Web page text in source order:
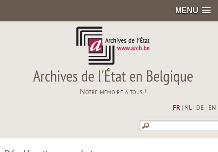
MENU
Archives de l'État en Belgique
Notre mémoire à tous !
FR| NL| DE EN